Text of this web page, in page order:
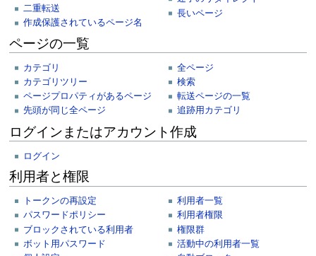
二重転送
作成保護されているページ名
長いページ
ページの一覧
カテゴリ
カテゴリツリー
ページプロパティがあるページ
先頭が同じ全ページ
全ページ
検索
転送ページの一覧
追跡用カテゴリ
ログインまたはアカウント作成
ログイン
利用者と権限
トークンの再設定
パスワードポリシー
ブロックされている利用者
ボット用パスワード
利用者一覧
利用者権限
権限群
活動中の利用者一覧